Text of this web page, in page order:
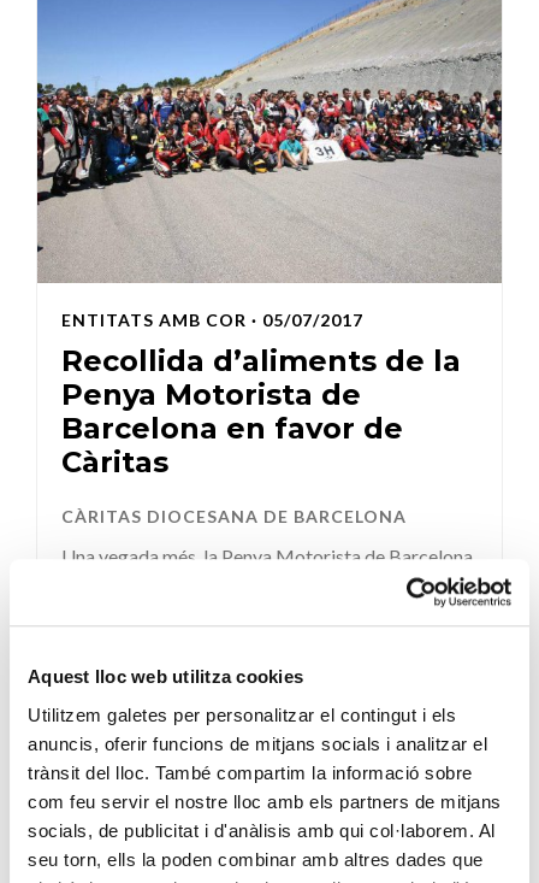
Aquest lloc web utilitza cookies
Utilitzem galetes per personalitzar el contingut i els
anuncis, oferir funcions de mitjans socials i analitzar el
trànsit del lloc. També compartim la informació sobre
com feu servir el nostre lloc amb els partners de mitjans
socials, de publicitat i d'anàlisis amb qui col·laborem. Al
seu torn, ells la poden combinar amb altres dades que
ENTITATS AMB COR · 05/07/2017
Recollida d’aliments de la
Penya Motorista de
Barcelona en favor de
Càritas
CÀRITAS DIOCESANA DE BARCELONA
Una vegada més, la Penya Motorista de Barcelona
ha organitzat una altra recollida d’aliments entre
SEGUEIX LLEGINT